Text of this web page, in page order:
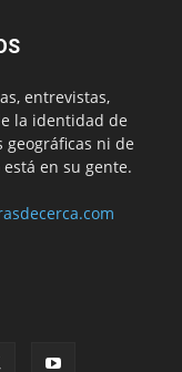
entrevistas,
la identidad de
ni de
en su gente.